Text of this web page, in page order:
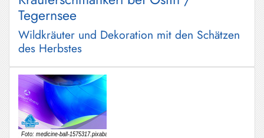
Tegernsee
Wildkräuter und Dekoration mit den Schätzen
des Herbstes